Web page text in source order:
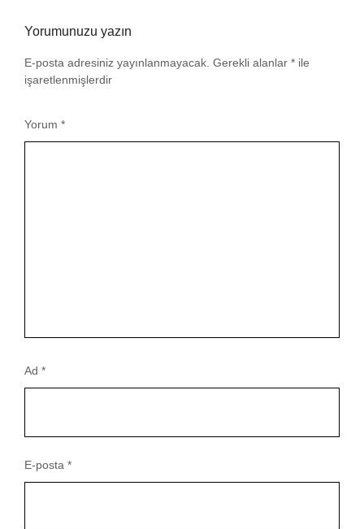
Yorumunuzu yazın
E-posta adresiniz yayınlanmayacak. Gerekli alanlar * ile
işaretlenmişlerdir
Yorum *
Ad *
E-posta *